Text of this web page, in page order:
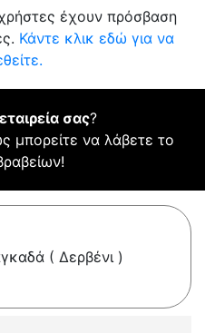
έχουν πρόσβαση
Κάντε κλικ εδώ για να
σας?
μπορείτε να λάβετε το
( Δερβένι )